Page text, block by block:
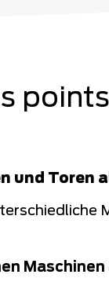
und Toren
Maschinen